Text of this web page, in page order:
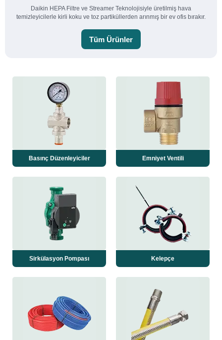
Daikin HEPA Filtre ve Streamer Teknolojisiyle üretilmiş hava
temizleyicilerle kirli koku ve toz partiküllerden arınmış bir ev ofis bırakır.
Tüm Ürünler
Basınç Düzenleyiciler Emniyet Ventili
Sirkülasyon Pompası Kelepçe